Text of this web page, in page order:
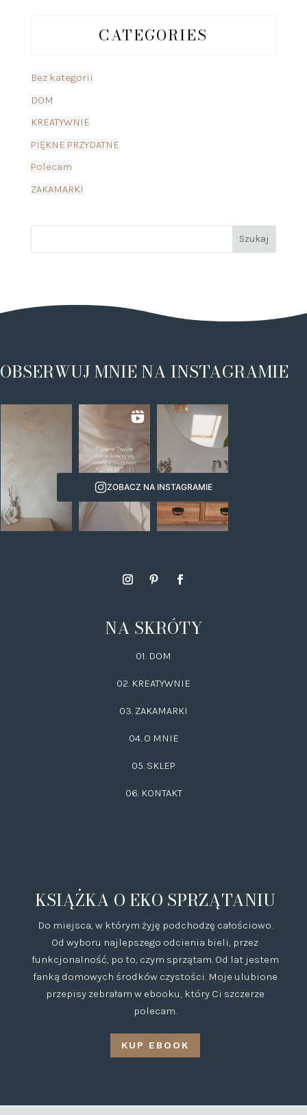
CATEGORIES
Bez kategorii
DOM
KREATYWNIE
PIĘKNE PRZYDATNE
Polecam
ZAKAMARKI
OBSERWUJ MNIE NA INSTAGRAMIE
ZOBACZ NA INSTAGRAMIE
NA SKRÓTY
01. DOM
02. KREATYWNIE
03. ZAKAMARKI
04. O MNIE
05. SKLEP
06. KONTAKT
KSIĄŻKA O EKO SPRZĄTANIU
Do miejsca, w którym żyję podchodzę całościowo.
Od wyboru najlepszego odcienia bieli, przez
funkcjonalność, po to, czym sprzątam. Od lat jestem
fanką domowych środków czystości. Moje ulubione
przepisy zebrałam w ebooku, który Ci szczerze
polecam.
KUP EBOOK